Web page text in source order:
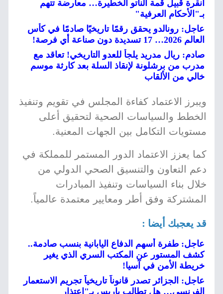
أنقرة قبيل قمة الناتو الخطيرة… معارضة تتهم
بـ"الأحكام العرفية"
عاجل: رونالدو يحقق رقمًا تاريخيًا صادمًا في كأس
العالم 2026… 17 تسديدة دون صناعة أي فرصة!
صادم: ريال مدريد يلجأ للعدو التاريخي! تعاقد مع
مدرب من برشلونة لإنقاذ السلة بعد كارثة موسم
خالي من الألقاب
ويبرز الاعتماد كفاءة المجلس في تقويم وتنفيذ
الخطط والسياسات الصحية لتحقيق أعلى
مستويات التكامل بين الجهات المعنية.
كما يعزز الاعتماد الدور المستمر للمملكة في
دعم التعاون والتنسيق الصحي الدولي من
خلال بناء السياسات وتنفيذ المبادرات
المشتركة وفق أطر ومعايير معتمدة عالمياً.
قد يعجبك أيضا :
عاجل: طفرة أسهم الدفاع اليابانية بنسب صادمة..
كشف المستور عن المكتب السري الذي يغير
خريطة الأمن في آسيا!
عاجل: الجزائر تصدر قانوناً تاريخياً تجريم الاستعمار
الفرنسي… هل تطالب باريس بـ"اعتذار